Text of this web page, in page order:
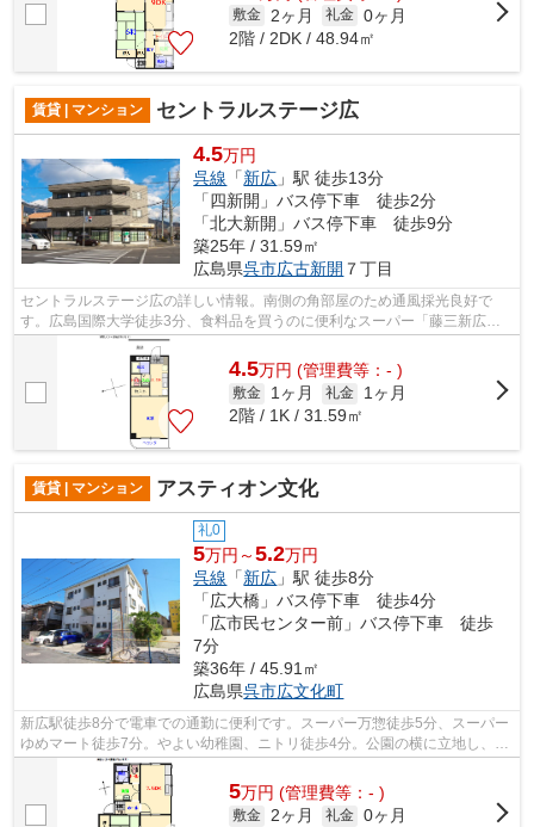
敷金 2ヶ月 礼金 0ヶ月
2階 / 2DK / 48.94㎡
賃貸 | マンション セントラルステージ広
4.5万円
呉線 「新広 」駅 徒歩13分
「四新開」バス停下車 徒歩2分
「北大新開」バス停下車 徒歩9分
築25年 / 31.59㎡
広島県呉市広古新開 ７丁目
セントラルステージ広の詳しい情報。南側の角部屋のため通風採光良好で
す。広島国際大学徒歩3分、食料品を買うのに便利なスーパー「藤三新広
店」徒歩2分、日用品を買うのに便利なドラ...
4.5万円 (管理費等：- )
敷金 1ヶ月 礼金
1ヶ月
2階 / 1K / 31.59㎡
賃貸 | マンション アスティオン文化
礼0
5万円～5.2万円
呉線 「新広 」駅 徒歩8分
「広大橋」バス停下車 徒歩4分
「広市民センター前」バス停下車 徒歩
7分
築36年 / 45.91㎡
広島県呉市広文化町
新広駅徒歩8分で電車での通勤に便利です。スーパー万惣徒歩5分、スーパー
ゆめマート徒歩7分。やよい幼稚園、ニトリ徒歩4分。公園の横に立地し、全
戸角部屋南向き3面採光の部屋なので、...
5万円 (管理費等：- )
敷金 2ヶ月 礼金 0ヶ月